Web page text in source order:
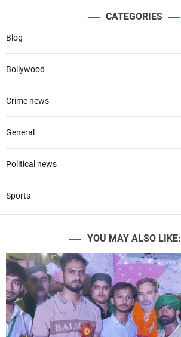
CATEGORIES
Blog
Bollywood
Crime news
General
Political news
Sports
YOU MAY ALSO LIKE: